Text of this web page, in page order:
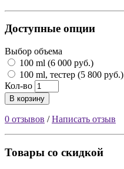
Доступные опции
Выбор объема
100 ml (6 000 руб.)
100 ml, тестер (5 800 руб.)
Кол-во
В корзину
0 отзывов /Написать отзыв
Товары со скидкой